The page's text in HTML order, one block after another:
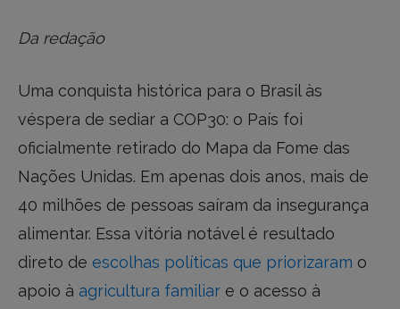
Da redação
Uma conquista histórica para o Brasil às
véspera de sediar a COP30: o País foi
oficialmente retirado do Mapa da Fome das
Nações Unidas. Em apenas dois anos, mais de
40 milhões de pessoas saíram da insegurança
alimentar. Essa vitória notável é resultado
direto de escolhas políticas que priorizaram o
apoio à agricultura familiar e o acesso à